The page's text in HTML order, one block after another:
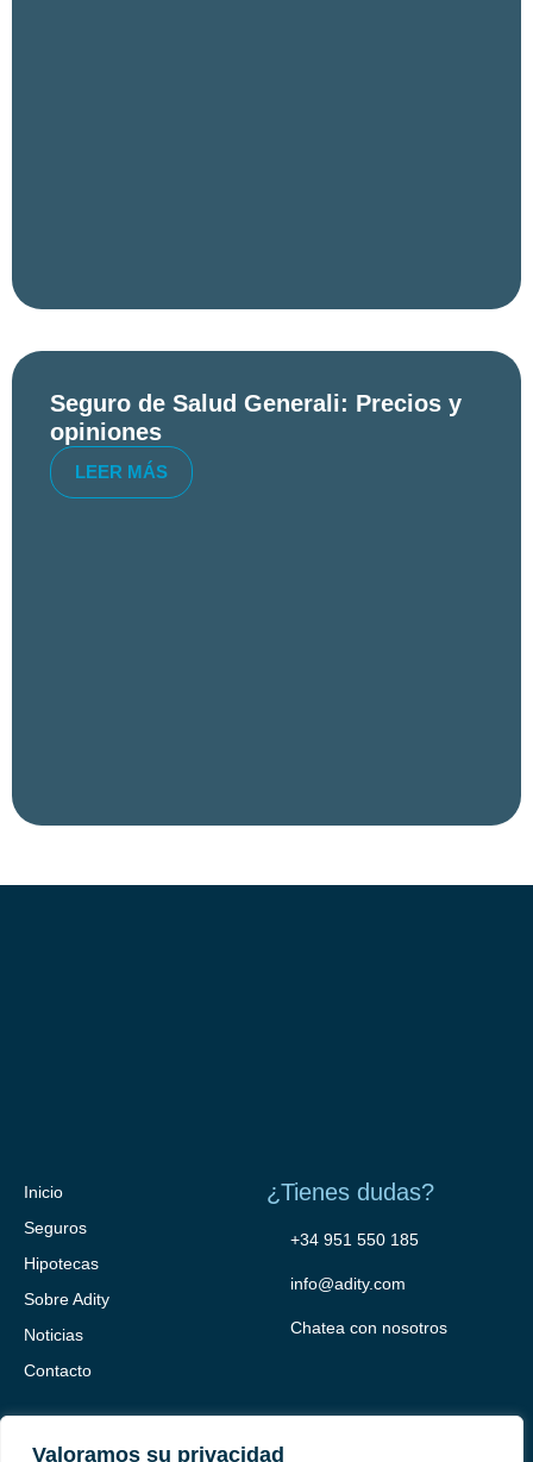
Valoramos su privacidad
Seguro de Salud Generali: Precios y
opiniones
LEER MÁS
Inicio
Seguros
Hipotecas
Sobre Adity
Noticias
Contacto
¿Tienes dudas?
+34 951 550 185
info@adity.com
Chatea con nosotros